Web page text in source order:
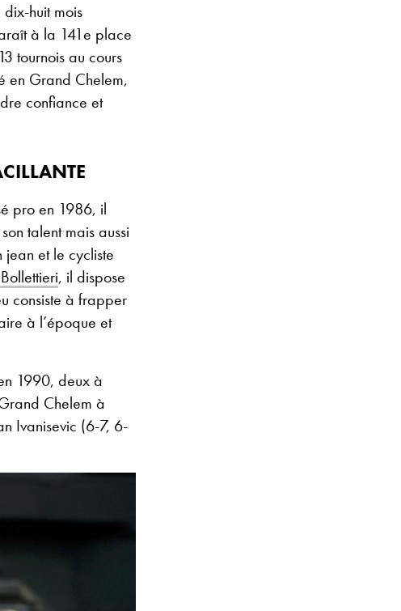
huit mois
à la 141e place
tournois au cours
en Grand Chelem,
confiance et
pro en 1986, il
talent mais aussi
jean et le cycliste
, il dispose
consiste à frapper
à l’époque et
1990, deux à
Chelem à
Ivanisevic (6-7, 6-